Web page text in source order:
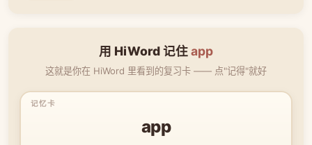
用 HiWord 记住app
这就是你在 HiWord 里看到的复习卡 —— 点"记得"就好
app